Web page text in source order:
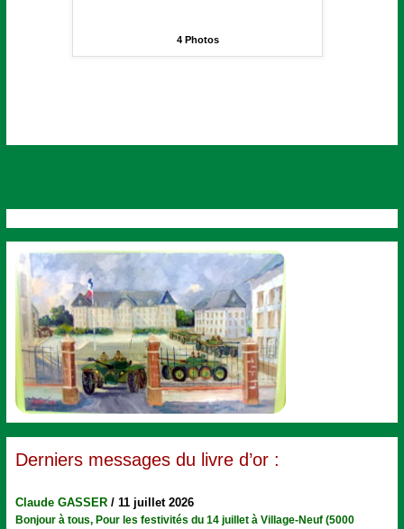
Derniers messages du livre d’or :
Claude GASSER /11 juillet 2026
Bonjour à tous, Pour les festivités du 14 juillet à Village-Neuf (5000
4Photos